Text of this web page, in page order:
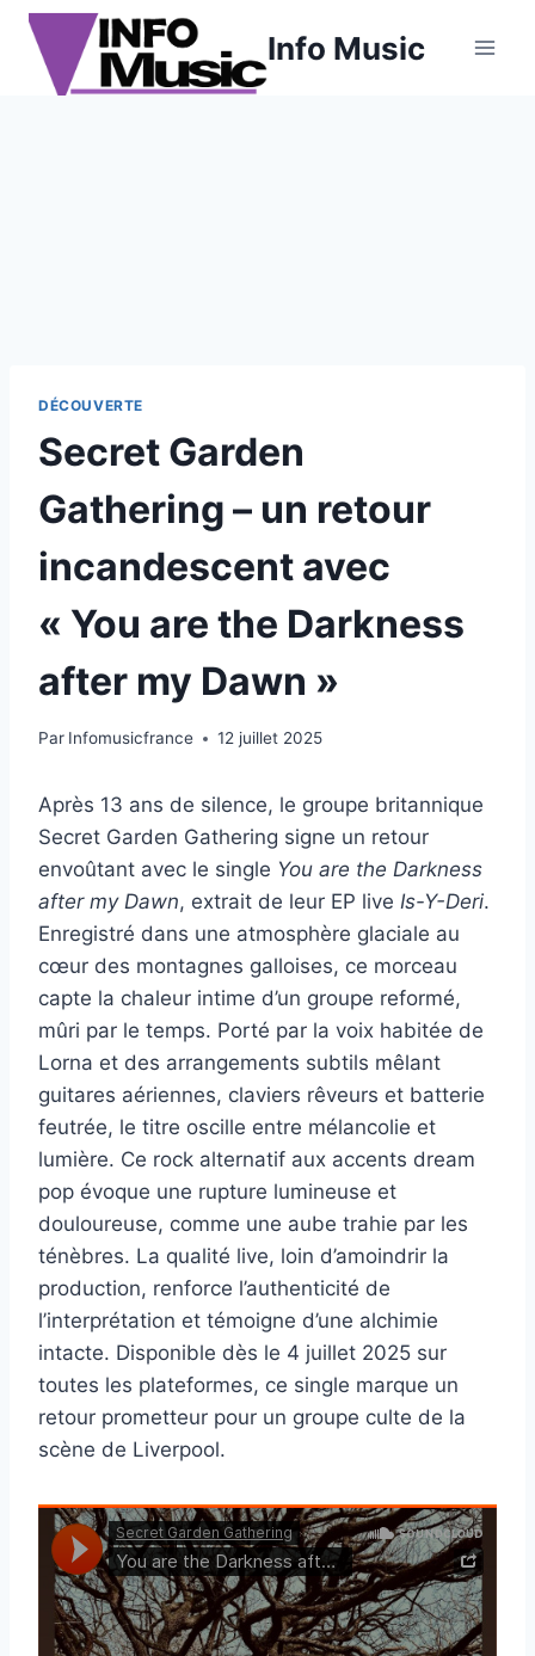
Aller
contenu
Info Music
DÉCOUVERTE
Secret Garden
Gathering – un retour
incandescent avec
« You are the Darkness
after my Dawn »
Par Infomusicfrance 12 juillet 2025
Après 13 ans de silence, le groupe britannique
Secret Garden Gathering signe un retour
envoûtant avec le single You are the Darkness
after my Dawn, extrait de leur EP live Is-Y-Deri.
Enregistré dans une atmosphère glaciale au
cœur des montagnes galloises, ce morceau
capte la chaleur intime d’un groupe reformé,
mûri par le temps. Porté par la voix habitée de
Lorna et des arrangements subtils mêlant
guitares aériennes, claviers rêveurs et batterie
feutrée, le titre oscille entre mélancolie et
lumière. Ce rock alternatif aux accents dream
pop évoque une rupture lumineuse et
douloureuse, comme une aube trahie par les
ténèbres. La qualité live, loin d’amoindrir la
production, renforce l’authenticité de
l’interprétation et témoigne d’une alchimie
intacte. Disponible dès le 4 juillet 2025 sur
toutes les plateformes, ce single marque un
retour prometteur pour un groupe culte de la
scène de Liverpool.